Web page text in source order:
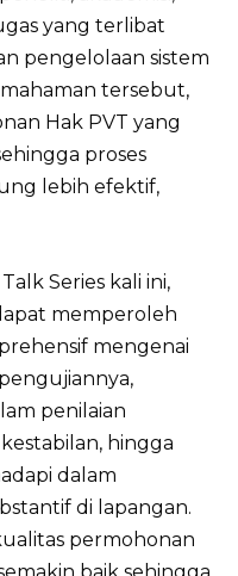
yang terlibat
pengelolaan sistem
tersebut,
Hak PVT yang
proses
lebih efektif,
Series kali ini,
memperoleh
mengenai
penilaian
hingga
dalam
di lapangan.
permohonan